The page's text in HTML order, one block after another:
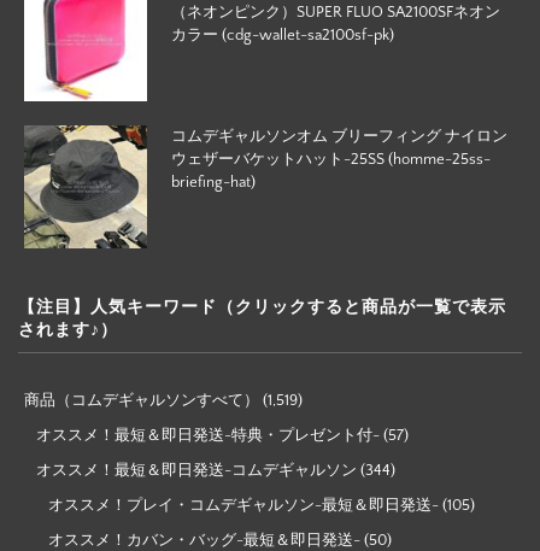
（ネオンピンク）SUPER FLUO SA2100SFネオン
カラー (cdg-wallet-sa2100sf-pk)
コムデギャルソンオム ブリーフィング ナイロン
ウェザーバケットハット-25SS (homme-25ss-
briefing-hat)
【注目】人気キーワード（クリックすると商品が一覧で表示
されます♪）
商品（コムデギャルソンすべて） (1,519)
オススメ！最短＆即日発送-特典・プレゼント付- (57)
オススメ！最短＆即日発送-コムデギャルソン (344)
オススメ！プレイ・コムデギャルソン-最短＆即日発送- (105)
オススメ！カバン・バッグ-最短＆即日発送- (50)